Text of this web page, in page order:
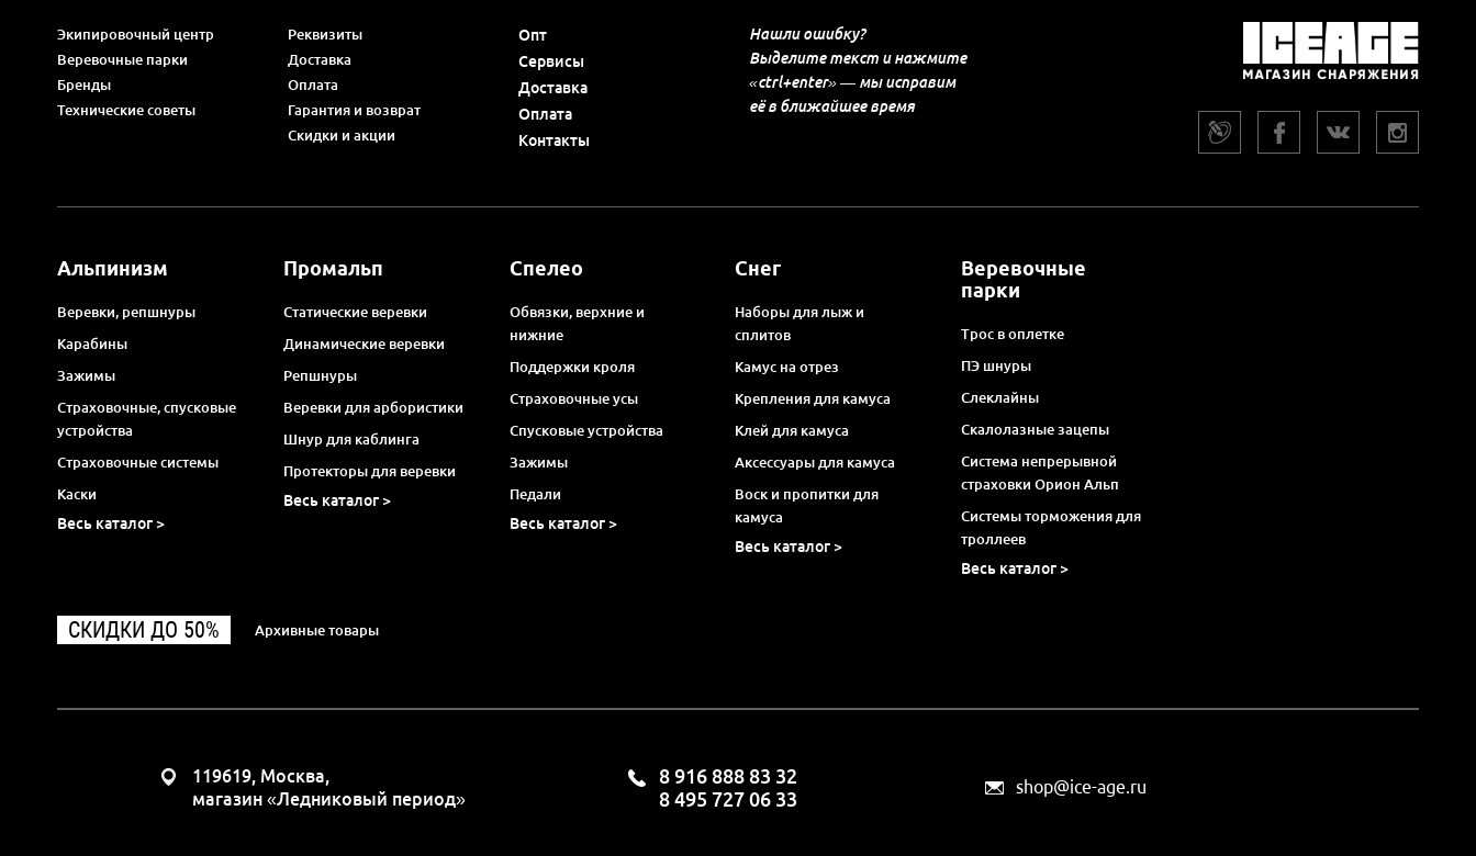
Экипировочный центр
Веревочные парки
Бренды
Технические советы
Реквизиты
Доставка
Оплата
Гарантия и возврат
Скидки и акции
Опт
Сервисы
Доставка
Оплата
Контакты
Нашли ошибку?
Выделите текст и нажмите
«ctrl+enter» — мы исправим
её в ближайшее время
Альпинизм
Веревки, репшнуры
Карабины
Зажимы
Страховочные, спусковые
устройства
Страховочные системы
Каски
Весь каталог >
Промальп
Статические веревки
Динамические веревки
Репшнуры
Веревки для арбористики
Шнур для каблинга
Протекторы для веревки
Весь каталог >
Спелео
Обвязки, верхние и
нижние
Поддержки кроля
Страховочные усы
Спусковые устройства
Зажимы
Педали
Весь каталог >
Снег
Наборы для лыж и
сплитов
Камус на отрез
Крепления для камуса
Клей для камуса
Аксессуары для камуса
Воск и пропитки для
камуса
Весь каталог >
Веревочные
парки
Трос в оплетке
ПЭ шнуры
Слеклайны
Скалолазные зацепы
Система непрерывной
страховки Орион Альп
Системы торможения для
троллеев
Весь каталог >
СКИДКИ ДО 50% Архивные товары
119619, Москва,
магазин «Ледниковый период»
8 916 888 83 32
8 495 727 06 33
shop@ice-age.ru